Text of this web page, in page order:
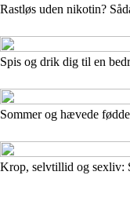
Rastløs uden nikotin?
Spis og drik dig til en
Sommer og hævede
Krop, selvtillid og sexliv: